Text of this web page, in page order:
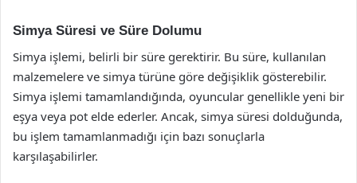
Simya Süresi ve Süre Dolumu
Simya işlemi, belirli bir süre gerektirir. Bu süre, kullanılan
malzemelere ve simya türüne göre değişiklik gösterebilir.
Simya işlemi tamamlandığında, oyuncular genellikle yeni bir
eşya veya pot elde ederler. Ancak, simya süresi dolduğunda,
bu işlem tamamlanmadığı için bazı sonuçlarla
karşılaşabilirler.